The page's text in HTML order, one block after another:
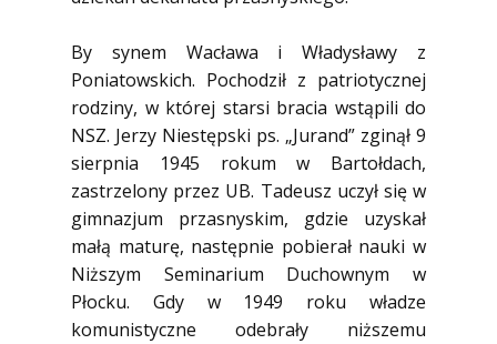
By synem Wacława i Władysławy z
Poniatowskich. Pochodził z patriotycznej
rodziny, w której starsi bracia wstąpili do
NSZ. Jerzy Niestępski ps. „Jurand” zginął 9
sierpnia 1945 rokum w Bartołdach,
zastrzelony przez UB. Tadeusz uczył się w
gimnazjum przasnyskim, gdzie uzyskał
małą maturę, następnie pobierał nauki w
Niższym Seminarium Duchownym w
Płocku. Gdy w 1949 roku władze
komunistyczne odebrały niższemu